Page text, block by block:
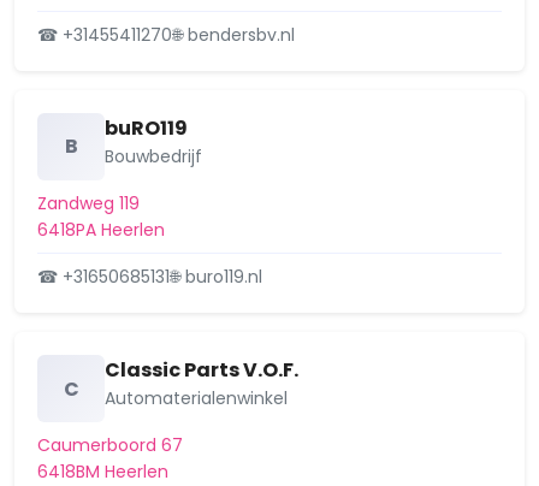
☎ +31455411270🌐 bendersbv.nl
B
buRO119
Bouwbedrijf
Zandweg 119
6418PA Heerlen
☎ +31650685131🌐 buro119.nl
C
Classic Parts V.O.F.
Automaterialenwinkel
Caumerboord 67
6418BM Heerlen